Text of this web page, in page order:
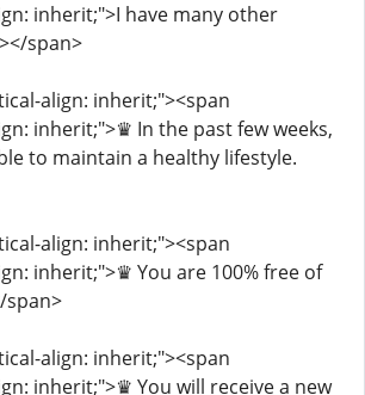
inherit;">I have many other
span>
align: inherit;"><span
inherit;">♛ In the past few weeks,
to maintain a healthy lifestyle.
align: inherit;"><span
inherit;">♛ You are 100% free of
span>
align: inherit;"><span
inherit;">♛ You will receive a new